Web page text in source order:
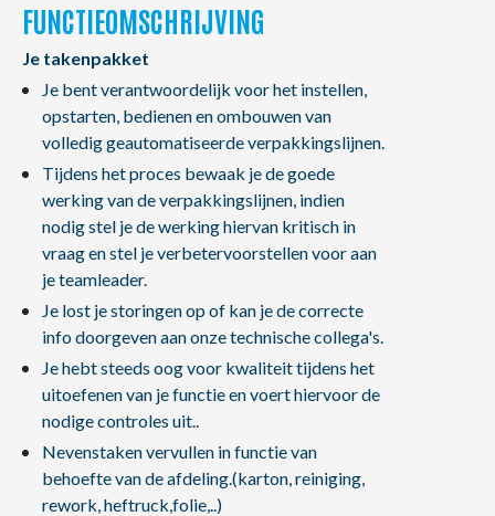
FUNCTIEOMSCHRIJVING
Je takenpakket
Je bent verantwoordelijk voor het instellen,
opstarten, bedienen en ombouwen van
volledig geautomatiseerde verpakkingslijnen.
Tijdens het proces bewaak je de goede
werking van de verpakkingslijnen, indien
nodig stel je de werking hiervan kritisch in
vraag en stel je verbetervoorstellen voor aan
je teamleader.
Je lost je storingen op of kan je de correcte
info doorgeven aan onze technische collega's.
Je hebt steeds oog voor kwaliteit tijdens het
uitoefenen van je functie en voert hiervoor de
nodige controles uit..
Nevenstaken vervullen in functie van
behoefte van de afdeling.(karton, reiniging,
rework, heftruck,folie,..)